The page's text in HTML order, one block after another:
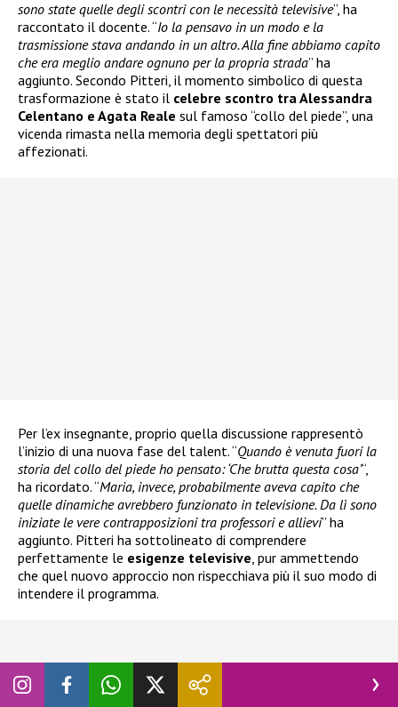
sono state quelle degli scontri con le necessità televisive“, ha
raccontato il docente. “Io la pensavo in un modo e la
trasmissione stava andando in un altro. Alla fine abbiamo capito
che era meglio andare ognuno per la propria strada” ha
aggiunto. Secondo Pitteri, il momento simbolico di questa
trasformazione è stato il celebre scontro tra Alessandra
Celentano e Agata Reale sul famoso “collo del piede”, una
vicenda rimasta nella memoria degli spettatori più
affezionati.
Per l’ex insegnante, proprio quella discussione rappresentò
l’inizio di una nuova fase del talent. “Quando è venuta fuori la
storia del collo del piede ho pensato: ‘Che brutta questa cosa’“,
ha ricordato. “Maria, invece, probabilmente aveva capito che
quelle dinamiche avrebbero funzionato in televisione. Da lì sono
iniziate le vere contrapposizioni tra professori e allievi” ha
aggiunto. Pitteri ha sottolineato di comprendere
perfettamente le esigenze televisive , pur ammettendo
che quel nuovo approccio non rispecchiava più il suo modo di
intendere il programma.